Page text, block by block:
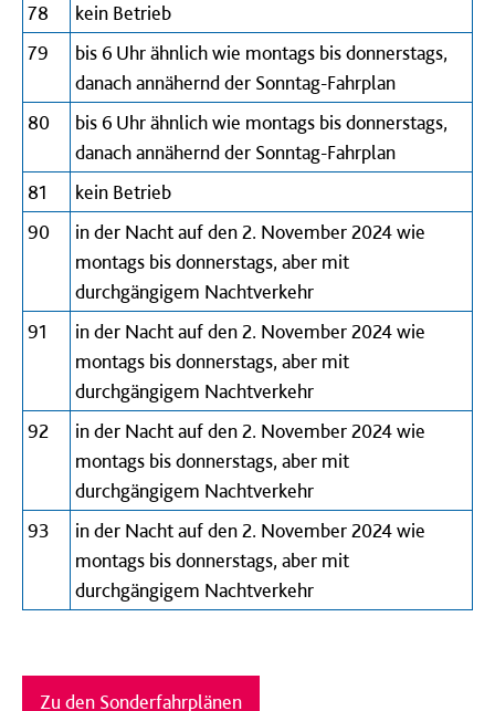
78
kein Betrieb
79
bis 6 Uhr ähnlich wie montags bis donnerstags,
danach annähernd der Sonntag-Fahrplan
80
bis 6 Uhr ähnlich wie montags bis donnerstags,
danach annähernd der Sonntag-Fahrplan
81
kein Betrieb
90
in der Nacht auf den 2. November 2024 wie
montags bis donnerstags, aber mit
durchgängigem Nachtverkehr
91
in der Nacht auf den 2. November 2024 wie
montags bis donnerstags, aber mit
durchgängigem Nachtverkehr
92
in der Nacht auf den 2. November 2024 wie
montags bis donnerstags, aber mit
durchgängigem Nachtverkehr
93
in der Nacht auf den 2. November 2024 wie
montags bis donnerstags, aber mit
durchgängigem Nachtverkehr
Zu den Sonderfahrplänen